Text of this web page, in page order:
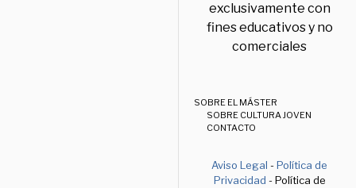
exclusivamente con
fines educativos y no
comerciales
SOBRE EL MÁSTER
SOBRE CULTURA JOVEN
CONTACTO
Aviso Legal -Política de
Privacidad - Política de